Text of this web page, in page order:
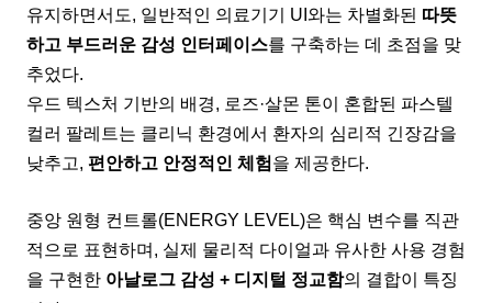
유지하면서도, 일반적인 의료기기 UI와는 차별화된 따뜻
하고 부드러운 감성 인터페이스를 구축하는 데 초점을 맞
추었다.
우드 텍스처 기반의 배경, 로즈·살몬 톤이 혼합된 파스텔
컬러 팔레트는 클리닉 환경에서 환자의 심리적 긴장감을
낮추고, 편안하고 안정적인 체험을 제공한다.
중앙 원형 컨트롤(ENERGY LEVEL)은 핵심 변수를 직관
적으로 표현하며, 실제 물리적 다이얼과 유사한 사용 경험
을 구현한 아날로그 감성 + 디지털 정교함의 결합이 특징